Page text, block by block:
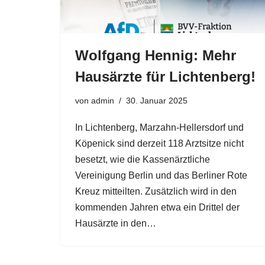
Wolfgang Hennig: Mehr
Hausärzte für Lichtenberg!
von admin 30. Januar 2025
In Lichtenberg, Marzahn-Hellersdorf und
Köpenick sind derzeit 118 Arztsitze nicht
besetzt, wie die Kassenärztliche
Vereinigung Berlin und das Berliner Rote
Kreuz mitteilten. Zusätzlich wird in den
kommenden Jahren etwa ein Drittel der
Hausärzte in den…